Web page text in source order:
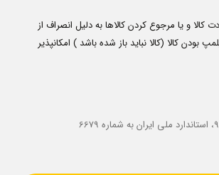
و یا مرجوع کردن کالاها به دلیل انصراف از
بودن کالا (کالا نباید باز شده باشد ) امکانپذیر